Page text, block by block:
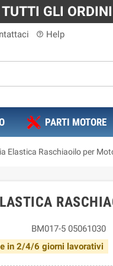
GLI
help_outline Help
PARTI MOTORE
Elastica Raschiaoilo per
BM017-5 05061030
in 2/4/6 giorni lavorativi